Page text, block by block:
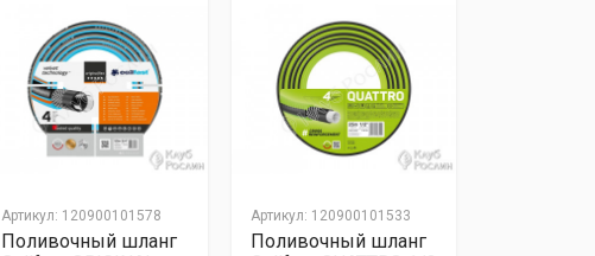
Артикул: 120900101578
Поливочный шланг
Артикул: 120900101533
Поливочный шланг